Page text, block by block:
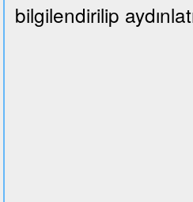
bilgilendirilip